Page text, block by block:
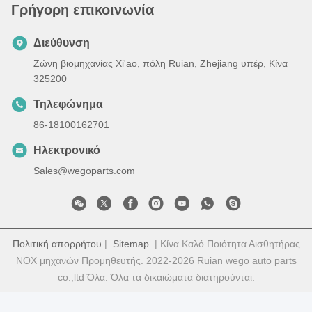
Γρήγορη επικοινωνία
Διεύθυνση
Ζώνη βιομηχανίας Xi'ao, πόλη Ruian, Zhejiang υπέρ, Κίνα
325200
Τηλεφώνημα
86-18100162701
Ηλεκτρονικό
Sales@wegoparts.com
Πολιτική απορρήτου | Sitemap| Κίνα Καλό Ποιότητα Αισθητήρας
NOX μηχανών Προμηθευτής. 2022-2026 Ruian wego auto parts
co.,ltd Όλα. Όλα τα δικαιώματα διατηρούνται.